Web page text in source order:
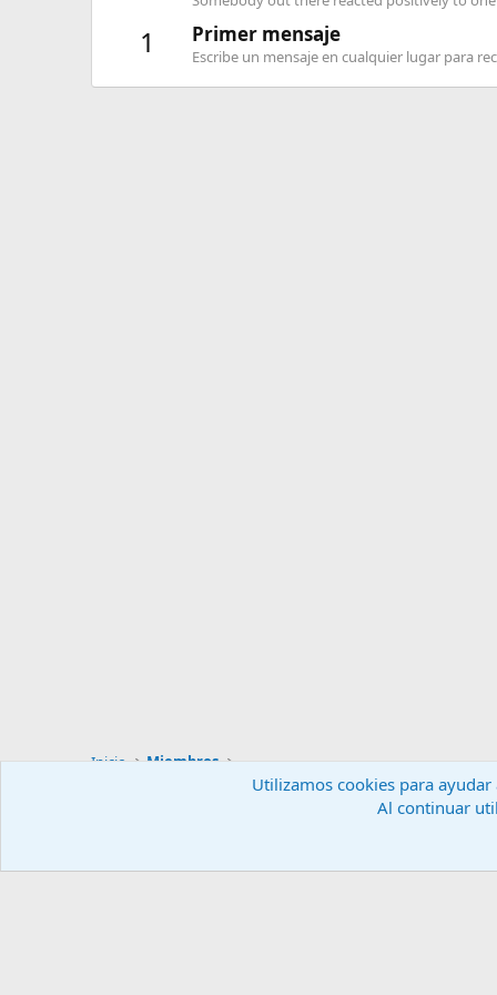
1 Primer mensaje
Escribe un mensaje en cualquier lugar para
Inicio Miembros
Utilizamos cookies para
Al continuar